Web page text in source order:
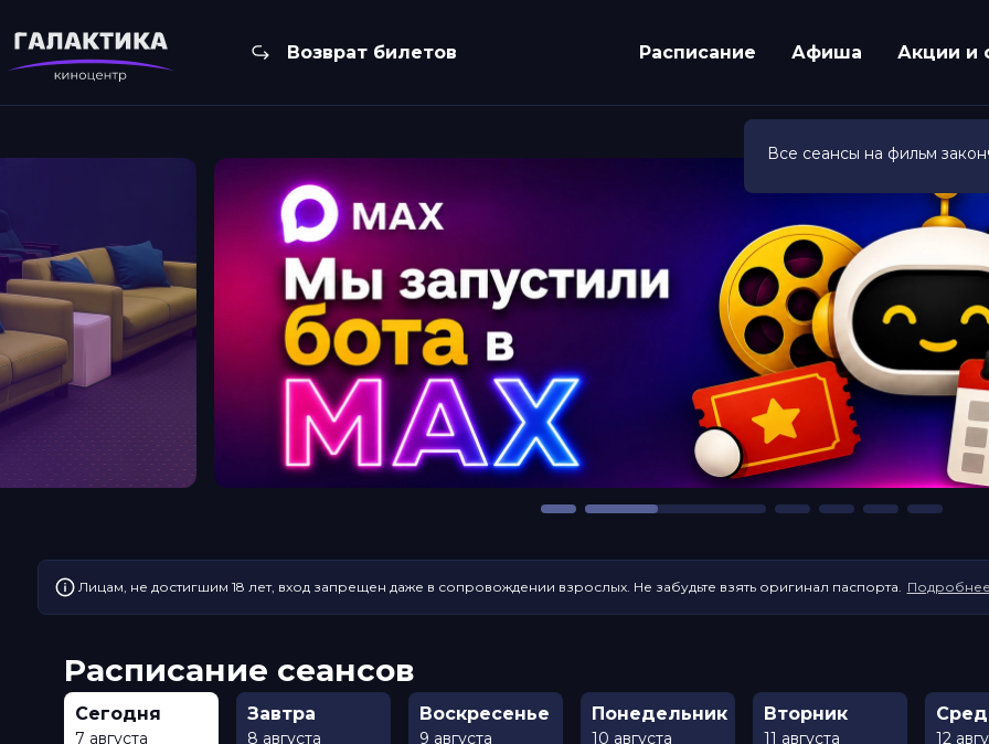
Возврат билетов Расписание Афиша Акции и
Лицам, не достигшим 18 лет, вход запрещен даже в сопровождении взрослых. Не забудьте взять оригинал паспорта. Подробнее
Расписание сеансов
Сегодня
7 августа
Завтра
8 августа
Воскресенье
9 августа
Понедельник
10 августа
Вторник
11 августа 12
Все сеансы на фильм